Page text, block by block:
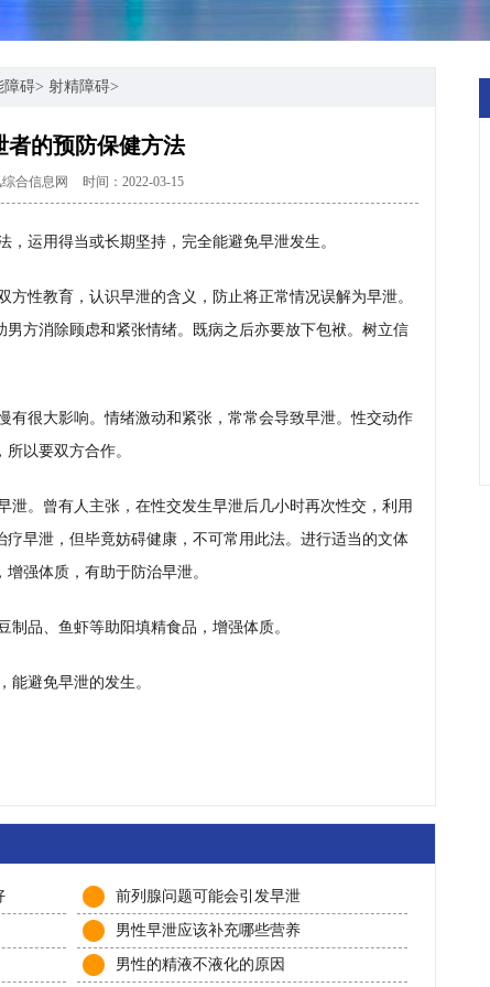
障碍> 射精障碍>
者的预防保健方法
合信息网 时间：2022-03-15
，运用得当或长期坚持，完全能避免早泄发生。
方性教育，认识早泄的含义，防止将正常情况误解为早泄。
方消除顾虑和紧张情绪。既病之后亦要放下包袱。树立信
有很大影响。情绪激动和紧张，常常会导致早泄。性交动作
以要双方合作。
泄。曾有人主张，在性交发生早泄后几小时再次性交，利用
早泄，但毕竟妨碍健康，不可常用此法。进行适当的文体
强体质，有助于防治早泄。
品、鱼虾等助阳填精食品，增强体质。
能避免早泄的发生。
前列腺问题可能会引发早泄
男性早泄应该补充哪些营养
男性的精液不液化的原因